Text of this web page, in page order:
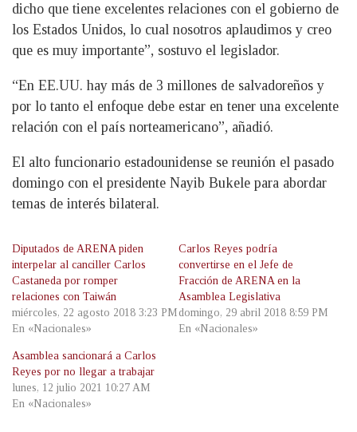
dicho que tiene excelentes relaciones con el gobierno de
los Estados Unidos, lo cual nosotros aplaudimos y creo
que es muy importante”, sostuvo el legislador.
“En EE.UU. hay más de 3 millones de salvadoreños y
por lo tanto el enfoque debe estar en tener una excelente
relación con el país norteamericano”, añadió.
El alto funcionario estadounidense se reunión el pasado
domingo con el presidente Nayib Bukele para abordar
temas de interés bilateral.
Diputados de ARENA piden
interpelar al canciller Carlos
Castaneda por romper
relaciones con Taiwán
miércoles, 22 agosto 2018 3:23 PM
En «Nacionales»
Carlos Reyes podría
convertirse en el Jefe de
Fracción de ARENA en la
Asamblea Legislativa
domingo, 29 abril 2018 8:59 PM
En «Nacionales»
Asamblea sancionará a Carlos
Reyes por no llegar a trabajar
lunes, 12 julio 2021 10:27 AM
En «Nacionales»